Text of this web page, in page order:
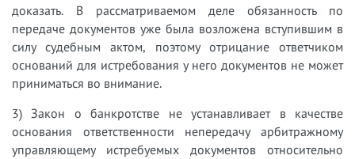
доказать. В рассматриваемом деле обязанность по
передаче документов уже была возложена вступившим в
силу судебным актом, поэтому отрицание ответчиком
оснований для истребования у него документов не может
приниматься во внимание.
3) Закон о банкротстве не устанавливает в качестве
основания ответственности непередачу арбитражному
управляющему истребуемых документов относительно